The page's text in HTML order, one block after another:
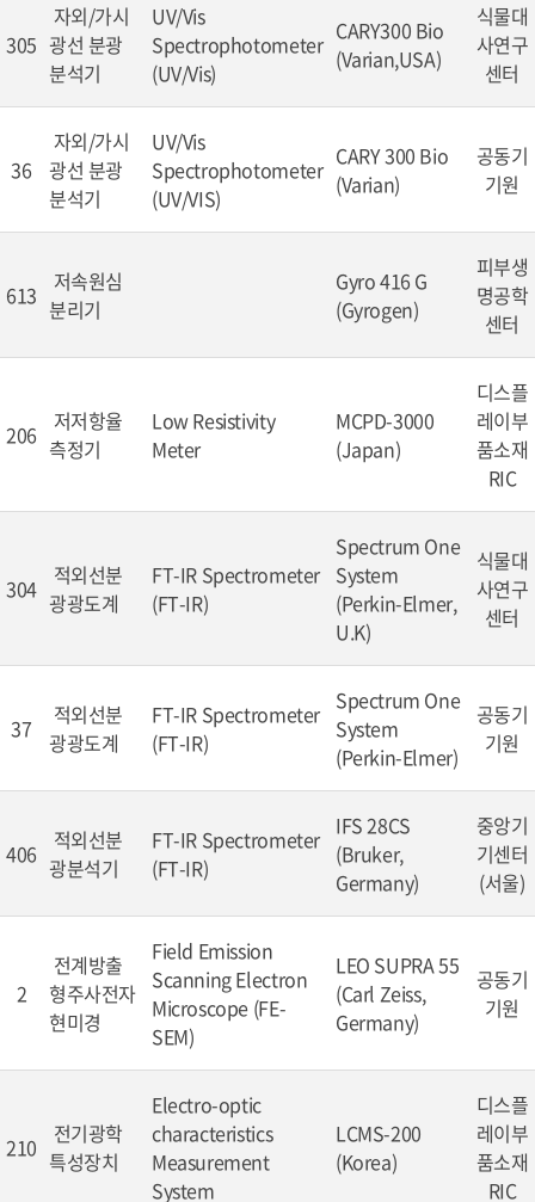
305
자외/가시
광선 분광
분석기
UV/Vis
Spectrophotometer
(UV/Vis)
CARY300 Bio
(Varian,USA)
식물대
사연구
센터
36
자외/가시
광선 분광
분석기
UV/Vis
Spectrophotometer
(UV/VIS)
CARY 300 Bio
(Varian)
공동기
기원
613
저속원심
분리기
Gyro 416 G
(Gyrogen)
피부생
명공학
센터
206
저저항율
측정기
Low Resistivity
Meter
MCPD-3000
(Japan)
디스플
레이부
품소재
RIC
304
적외선분
광광도계
FT-IR Spectrometer
(FT-IR)
Spectrum One
System
(Perkin-Elmer,
U.K)
식물대
사연구
센터
37
적외선분
광광도계
FT-IR Spectrometer
(FT-IR)
Spectrum One
System
(Perkin-Elmer)
공동기
기원
406
적외선분
광분석기
FT-IR Spectrometer
(FT-IR)
IFS 28CS
(Bruker,
Germany)
중앙기
기센터
(서울)
2
전계방출
형주사전자
현미경
Field Emission
Scanning Electron
Microscope (FE-
SEM)
LEO SUPRA 55
(Carl Zeiss,
Germany)
공동기
기원
210
전기광학
특성장치
Electro-optic
characteristics
Measurement
System
LCMS-200
(Korea)
디스플
레이부
품소재
RIC